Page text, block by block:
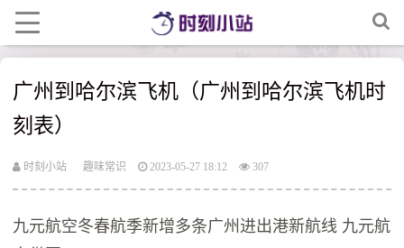
广州到哈尔滨飞机（广州到哈尔滨飞机时
刻表）
时刻小站 趣味常识 2023-05-27 18:12 307
九元航空冬春航季新增多条广州进出港新航线 九元航